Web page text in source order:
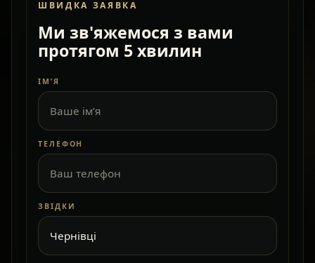
ШВИДКА ЗАЯВКА
Ми зв'яжемося з вами
протягом 5 хвилин
ІМ’Я
ТЕЛЕФОН
ЗВІДКИ